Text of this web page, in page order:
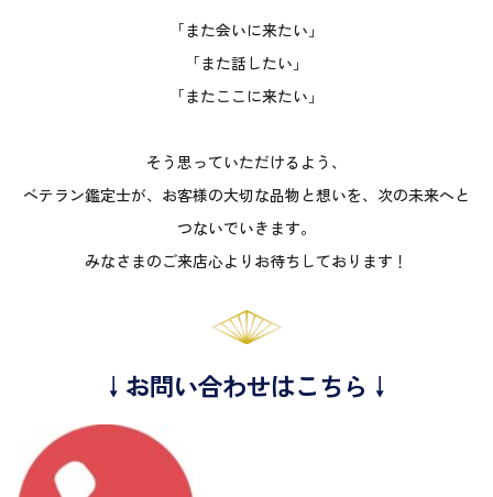
「また会いに来たい」
「また話したい」
「またここに来たい」
そう思っていただけるよう、
ベテラン鑑定士が、お客様の大切な品物と想いを、次の未来へと
つないでいきます。
みなさまのご来店心よりお待ちしております！
↓お問い合わせはこちら↓